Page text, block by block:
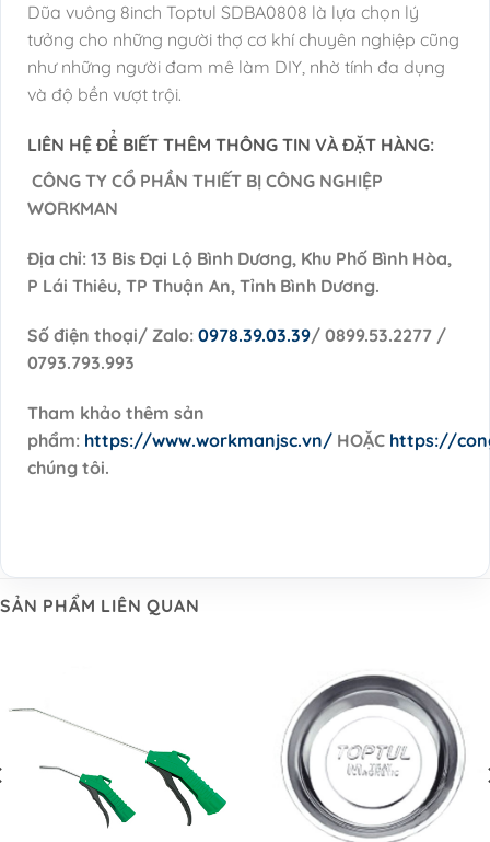
Dũa vuông 8inch Toptul SDBA0808 là lựa chọn lý
tưởng cho những người thợ cơ khí chuyên nghiệp cũng
như những người đam mê làm DIY, nhờ tính đa dụng
và độ bền vượt trội.
LIÊN HỆ ĐỂ BIẾT THÊM THÔNG TIN VÀ ĐẶT HÀNG:
CÔNG TY CỔ PHẦN THIẾT BỊ CÔNG NGHIỆP
WORKMAN
Địa chỉ: 13 Bis Đại Lộ Bình Dương, Khu Phố Bình Hòa,
P Lái Thiêu, TP Thuận An, Tỉnh Bình Dương.
Số điện thoại/ Zalo: 0978.39.03.39/ 0899.53.2277 /
0793.793.993
Tham khảo thêm sản
phẩm: https://www.workmanjsc.vn/ HOẶC https://
chúng tôi.
SẢN PHẨM LIÊN QUAN